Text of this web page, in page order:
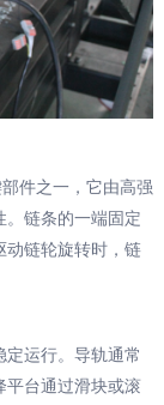
件之一，它由高强
。链条的一端固定
动链轮旋转时，链
运行。导轨通常
平台通过滑块或滚